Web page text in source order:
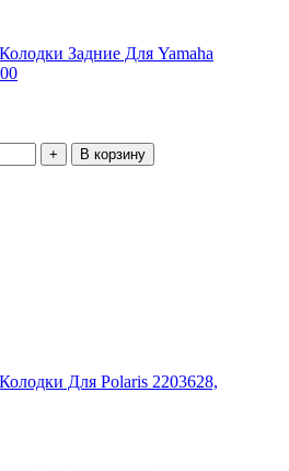
Задние Для Yamaha
В корзину
Для Polaris 2203628,